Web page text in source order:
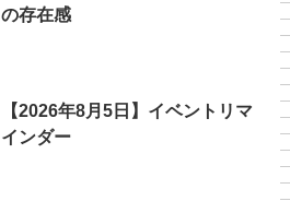
の存在感
【2026年8月5日】イベントリマ
インダー